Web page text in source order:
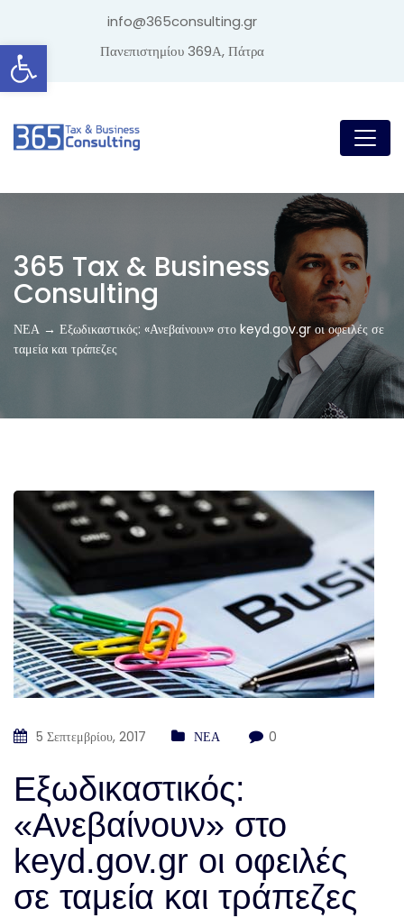
Ανοίξτε τη γραμμή εργαλείων
info@365consulting.gr
Πανεπιστημίου 369Α, Πάτρα
365 Tax & Business
Consulting
ΝΕΑ → Εξωδικαστικός: «Ανεβαίνουν» στο keyd.gov.gr οι οφειλές σε
ταμεία και τράπεζες
5 Σεπτεμβρίου, 2017 ΝΕΑ 0
Εξωδικαστικός:
«Ανεβαίνουν» στο
keyd.gov.gr οι οφειλές
σε ταμεία και τράπεζες